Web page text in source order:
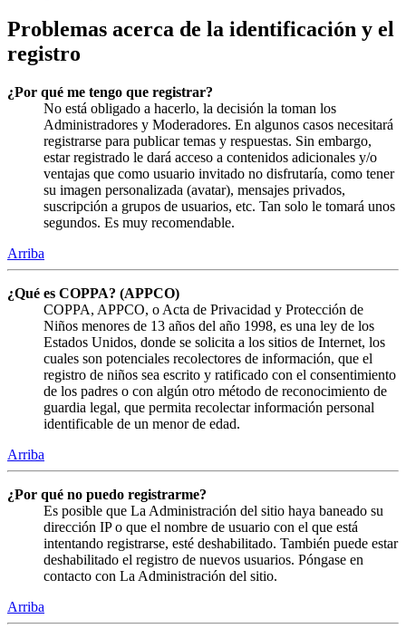
Problemas acerca de la identificación y el
registro
¿Por qué me tengo que registrar?
No está obligado a hacerlo, la decisión la toman los
Administradores y Moderadores. En algunos casos necesitará
registrarse para publicar temas y respuestas. Sin embargo,
estar registrado le dará acceso a contenidos adicionales y/o
ventajas que como usuario invitado no disfrutaría, como tener
su imagen personalizada (avatar), mensajes privados,
suscripción a grupos de usuarios, etc. Tan solo le tomará unos
segundos. Es muy recomendable.
Arriba
¿Qué es COPPA? (APPCO)
COPPA, APPCO, o Acta de Privacidad y Protección de
Niños menores de 13 años del año 1998, es una ley de los
Estados Unidos, donde se solicita a los sitios de Internet, los
cuales son potenciales recolectores de información, que el
registro de niños sea escrito y ratificado con el consentimiento
de los padres o con algún otro método de reconocimiento de
guardia legal, que permita recolectar información personal
identificable de un menor de edad.
Arriba
¿Por qué no puedo registrarme?
Es posible que La Administración del sitio haya baneado su
dirección IP o que el nombre de usuario con el que está
intentando registrarse, esté deshabilitado. También puede estar
deshabilitado el registro de nuevos usuarios. Póngase en
contacto con La Administración del sitio.
Arriba